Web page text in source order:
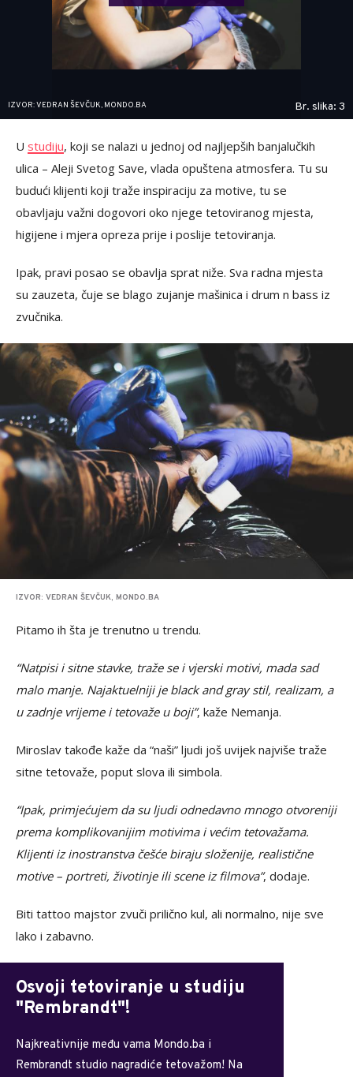
IZVOR: VEDRAN ŠEVČUK, MONDO.BA Br. slika: 3
U studiju, koji se nalazi u jednoj od najljepših banjalučkih
ulica – Aleji Svetog Save, vlada opuštena atmosfera. Tu su
budući klijenti koji traže inspiraciju za motive, tu se
obavljaju važni dogovori oko njege tetoviranog mjesta,
higijene i mjera opreza prije i poslije tetoviranja.
Ipak, pravi posao se obavlja sprat niže. Sva radna mjesta
su zauzeta, čuje se blago zujanje mašinica i drum n bass iz
zvučnika.
IZVOR: VEDRAN ŠEVČUK, MONDO.BA
Pitamo ih šta je trenutno u trendu.
“Natpisi i sitne stavke, traže se i vjerski motivi, mada sad
malo manje. Najaktuelniji je black and gray stil, realizam, a
u zadnje vrijeme i tetovaže u boji”, kaže Nemanja.
Miroslav takođe kaže da “naši” ljudi još uvijek najviše traže
sitne tetovaže, poput slova ili simbola.
“Ipak, primjećujem da su ljudi odnedavno mnogo otvoreniji
prema komplikovanijim motivima i većim tetovažama.
Klijenti iz inostranstva češće biraju složenije, realistične
motive – portreti, životinje ili scene iz filmova”, dodaje.
Biti tattoo majstor zvuči prilično kul, ali normalno, nije sve
lako i zabavno.
Osvoji tetoviranje u studiju
"Rembrandt"!
Najkreativnije među vama Mondo.ba i
Rembrandt studio nagradiće tetovažom! Na